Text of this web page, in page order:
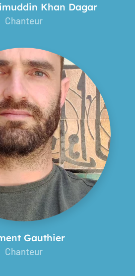
Khan Dagar
Chanteur
Gauthier
Chanteur